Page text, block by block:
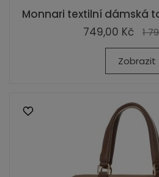
Monnari textilní dámská
749,00 Kč
1
Zobrazit